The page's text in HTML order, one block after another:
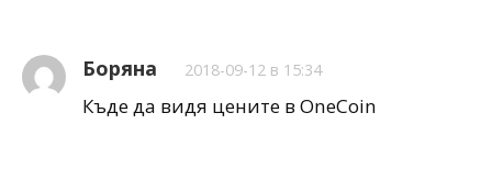
Боряна 2018-09-12 в 15:34
Къде да видя цените в OneCoin